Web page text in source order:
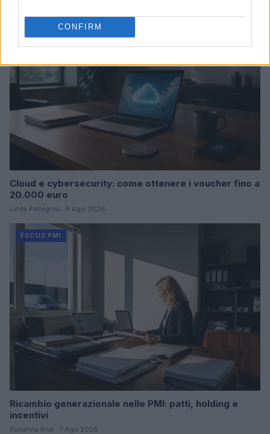
CONFIRM
FOCUS PMI
Cloud e cybersecurity: come ottenere i voucher fino a
20.000 euro
Linda Pellegrini · 8 Ago 2026
FOCUS PMI
Ricambio generazionale nelle PMI: patti, holding e
incentivi
Susanna Riva · 7 Ago 2026